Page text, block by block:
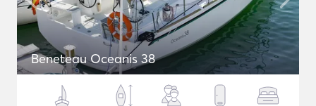
Beneteau Oceanis 38